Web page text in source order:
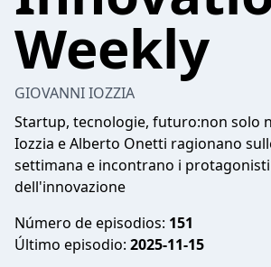
Weekly
GIOVANNI IOZZIA
Startup, tecnologie, futuro:non solo
Iozzia e Alberto Onetti ragionano
settimana e incontrano i
dell'innovazione
Número de episodios: 151
Último episodio: 2025-11-15